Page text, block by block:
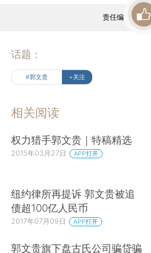
责任编辑：张
话题：
#郭文贵 +关注
相关阅读
权力猎手郭文贵｜特稿精选
2015年03月27日 APP打开
纽约律所再提诉 郭文贵被追
债超100亿人民币
2017年07月09日 APP打开
郭文贵旗下盘古氏公司骗贷骗